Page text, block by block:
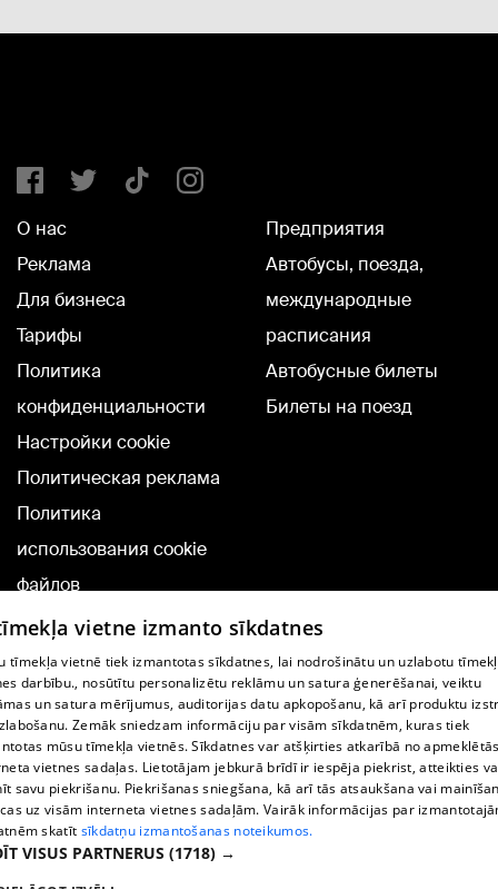
О нас
Реклама
Для бизнеса
Тарифы
Политика
конфиденциальности
Настройки cookie
Политическая реклама
Политика
использования cookie
файлов
Добавление
комментариев
Предприятия
Автобусы, поезда,
международные
расписания
Автобусные билеты
Билеты на поезд
TВ-программа
Условия договора
360 Ziņu kontakti
Helio Media
Служба помощи портала: э-почта -
vietne izmanto sīkdatnes
tīmekļa vietnē tiek izmantotas sīkdatnes, lai nodrošinātu un uzlabotu
darbību., nosūtītu personalizētu reklāmu un satura ģenerēšanai, veiktu
un satura mērījumus, auditorijas datu apkopošanu, kā arī produktu
Zemāk sniedzam informāciju par visām sīkdatnēm, kuras tiek
mūsu tīmekļa vietnēs. Sīkdatnes var atšķirties atkarībā no
vietnes sadaļas. Lietotājam jebkurā brīdī ir iespēja piekrist, atteikties
savu piekrišanu. Piekrišanas sniegšana, kā arī tās atsaukšana vai
uz visām interneta vietnes sadaļām. Vairāk informācijas par
skatīt sīkdatņu izmantošanas noteikumos.
VISUS PARTNERUS (1718) →